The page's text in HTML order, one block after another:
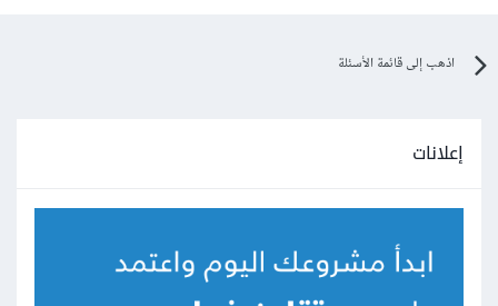
اذهب إلى قائمة الأسئلة
إعلانات